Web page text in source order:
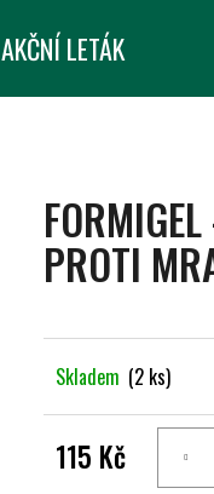
AKČNÍ LETÁK
PROTI
Skladem (2 ks)
115 Kč